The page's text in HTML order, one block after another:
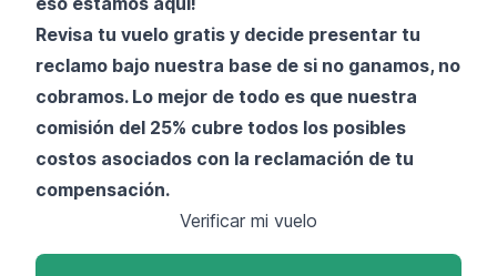
Revisa tu vuelo gratis y decide presentar tu
reclamo bajo nuestra base de si no ganamos, no
cobramos. Lo mejor de todo es que nuestra
comisión del 25% cubre todos los posibles
costos asociados con la reclamación de tu
compensación.
Verificar mi vuelo